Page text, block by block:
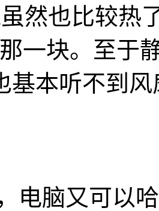
然也比较热
一块。至于
基本听不到
脑又可以